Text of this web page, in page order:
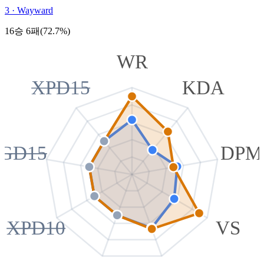
3 · Wayward
16승 6패(72.7%)
WR
KDA
DPM
VS
XPD10
XPD15